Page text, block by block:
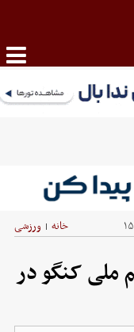
خانه | ورزشی
ملی کنگو در